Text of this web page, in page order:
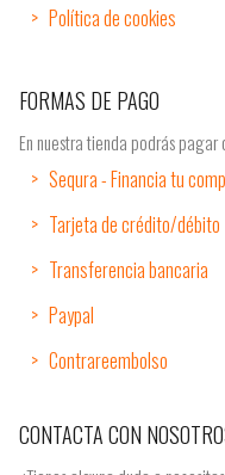
Política de cookies
FORMAS DE PAGO
En nuestra tienda podrás
Sequra - Financia tu
Tarjeta de crédito/débito
Transferencia bancaria
Paypal
Contrareembolso
CONTACTA CON